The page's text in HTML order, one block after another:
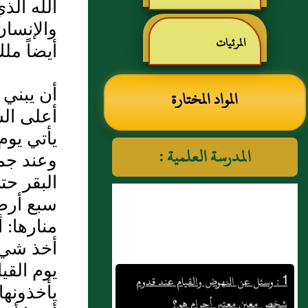
رياض الصالحين للإمام
النووي رحمهم الله تعالى
المرئيات
المواد المختارة
المدرسة العلمية :
شخص معين معتبر أحرام هو؟
2 : باب النهي عن تناجي اثنين دون الثالث
الله
أيضاً
أن
أعلى
يأتي
وعند
البقر
سبع
أخذ
يوم